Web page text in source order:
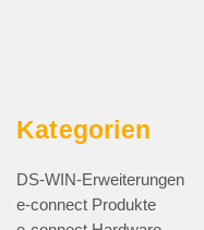
Kategorien
DS-WIN-Erweiterungen
e-connect Produkte